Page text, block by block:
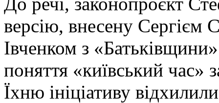
версію, внесену
Івченком з
поняття «київський час»
Їхню ініціативу